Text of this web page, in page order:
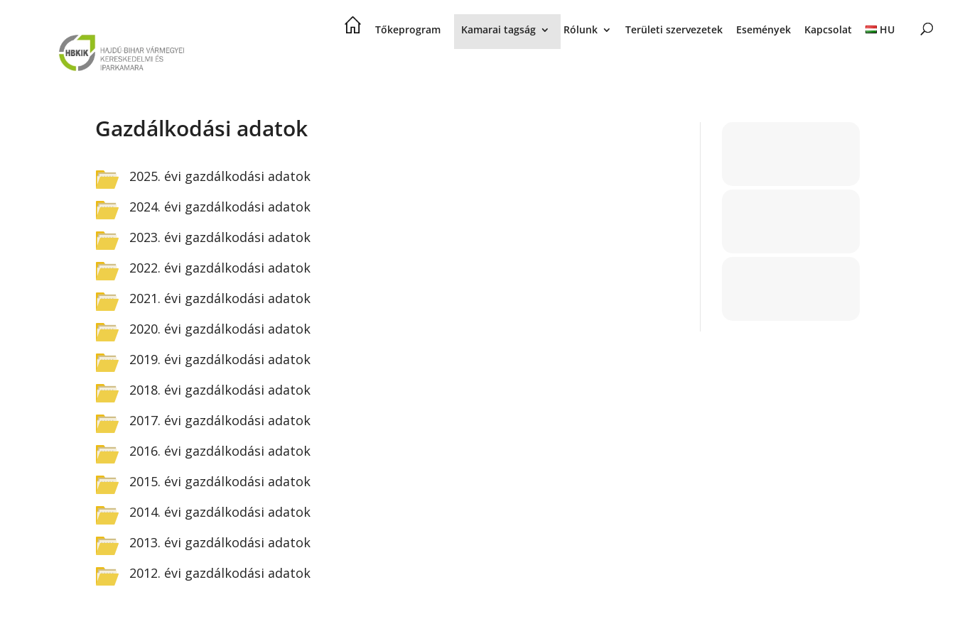
Tőkeprogram Kamarai tagság Rólunk Területi szervezetek Események Kapcsolat HU
Gazdálkodási adatok
2025. évi gazdálkodási adatok
2024. évi gazdálkodási adatok
2023. évi gazdálkodási adatok
2022. évi gazdálkodási adatok
2021. évi gazdálkodási adatok
2020. évi gazdálkodási adatok
2019. évi gazdálkodási adatok
2018. évi gazdálkodási adatok
2017. évi gazdálkodási adatok
2016. évi gazdálkodási adatok
2015. évi gazdálkodási adatok
2014. évi gazdálkodási adatok
2013. évi gazdálkodási adatok
2012. évi gazdálkodási adatok